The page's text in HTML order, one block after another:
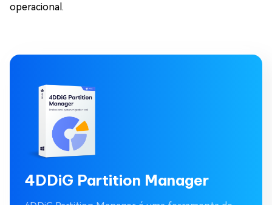
operacional.
4DDiG Partition Manager